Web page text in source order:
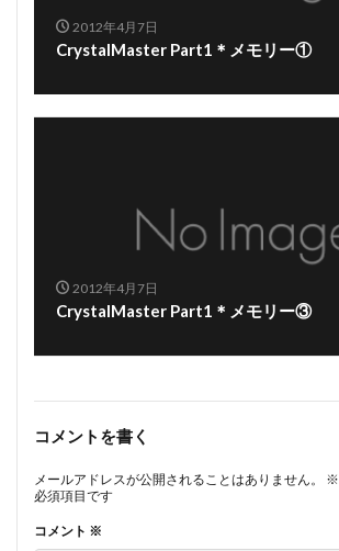
2012年4月7日
CrystalMaster Part1＊メモリー①
2012年4月7日
CrystalMaster Part1＊メモリー③
コメントを書く
メールアドレスが公開されることはありません。 ※
必須項目です
コメント ※